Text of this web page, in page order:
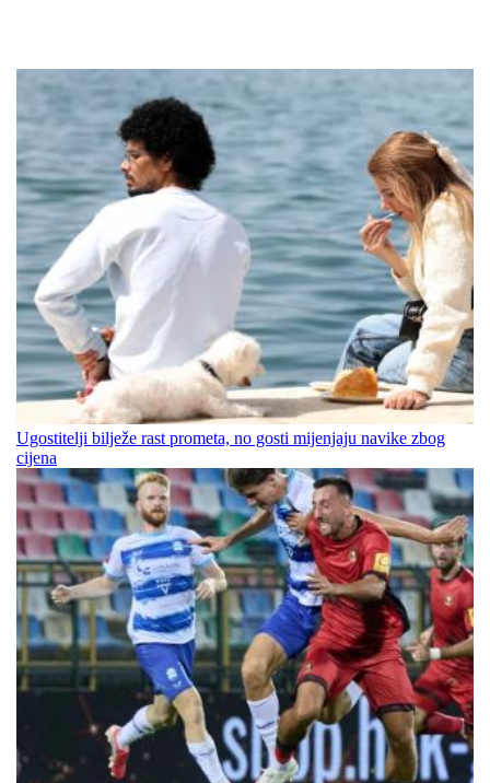
Ugostitelji bilježe rast prometa, no gosti mijenjaju navike zbog
cijena